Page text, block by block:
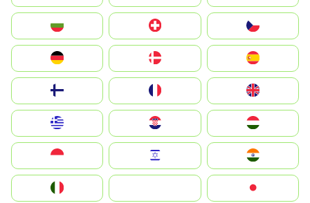
Switzerland
Deutschland
United Kingdom
Magyarország